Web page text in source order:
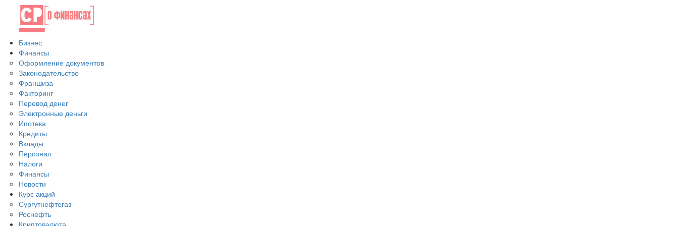
Бизнес
Финансы
Оформление документов
Законодательство
Франшиза
Факторинг
Перевод денег
Электронные деньги
Ипотека
Кредиты
Вклады
Персонал
Налоги
Финансы
Новости
Курс акций
Сургутнефтегаз
Роснефть
Криптовалюта